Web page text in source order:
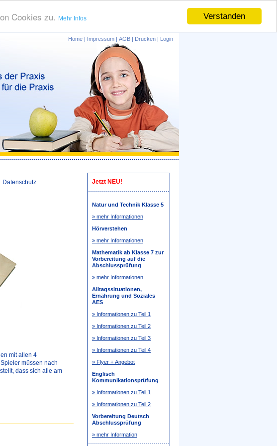
Verstanden
Cookies zu. Mehr Infos
Home | Impressum | AGB | Drucken | Login
Datenschutz
mit allen 4
müssen nach
dass sich alle am
Jetzt NEU!
Natur und Technik Klasse 5
» mehr Informationen
Hörverstehen
» mehr Informationen
Mathematik ab Klasse 7 zur
Vorbereitung auf die
Abschlussprüfung
» mehr Informationen
Alltagssituationen,
Ernährung und Soziales
AES
» Informationen zu Teil 1
» Informationen zu Teil 2
» Informationen zu Teil 3
» Informationen zu Teil 4
» Flyer + Angebot
Englisch
Kommunikationsprüfung
» Informationen zu Teil 1
» Informationen zu Teil 2
Vorbereitung Deutsch
Abschlussprüfung
» mehr Information